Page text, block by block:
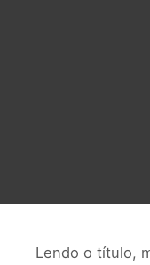
Lendo o título,